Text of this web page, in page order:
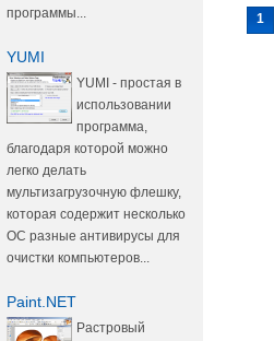
программы...
YUMI
YUMI - простая в
использовании
программа,
благодаря которой можно
легко делать
мультизагрузочную флешку,
которая содержит несколько
ОС разные антивирусы для
очистки компьютеров...
Paint.NET
Растровый
1